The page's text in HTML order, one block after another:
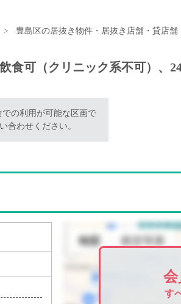
豊島区の居抜き物件・居抜き店舗・貸店舗
食可（クリニック系不可）、
の利用が可能な区画で
合わせください。
す